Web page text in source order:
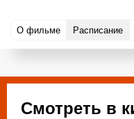
О фильме Расписание
Смотреть в